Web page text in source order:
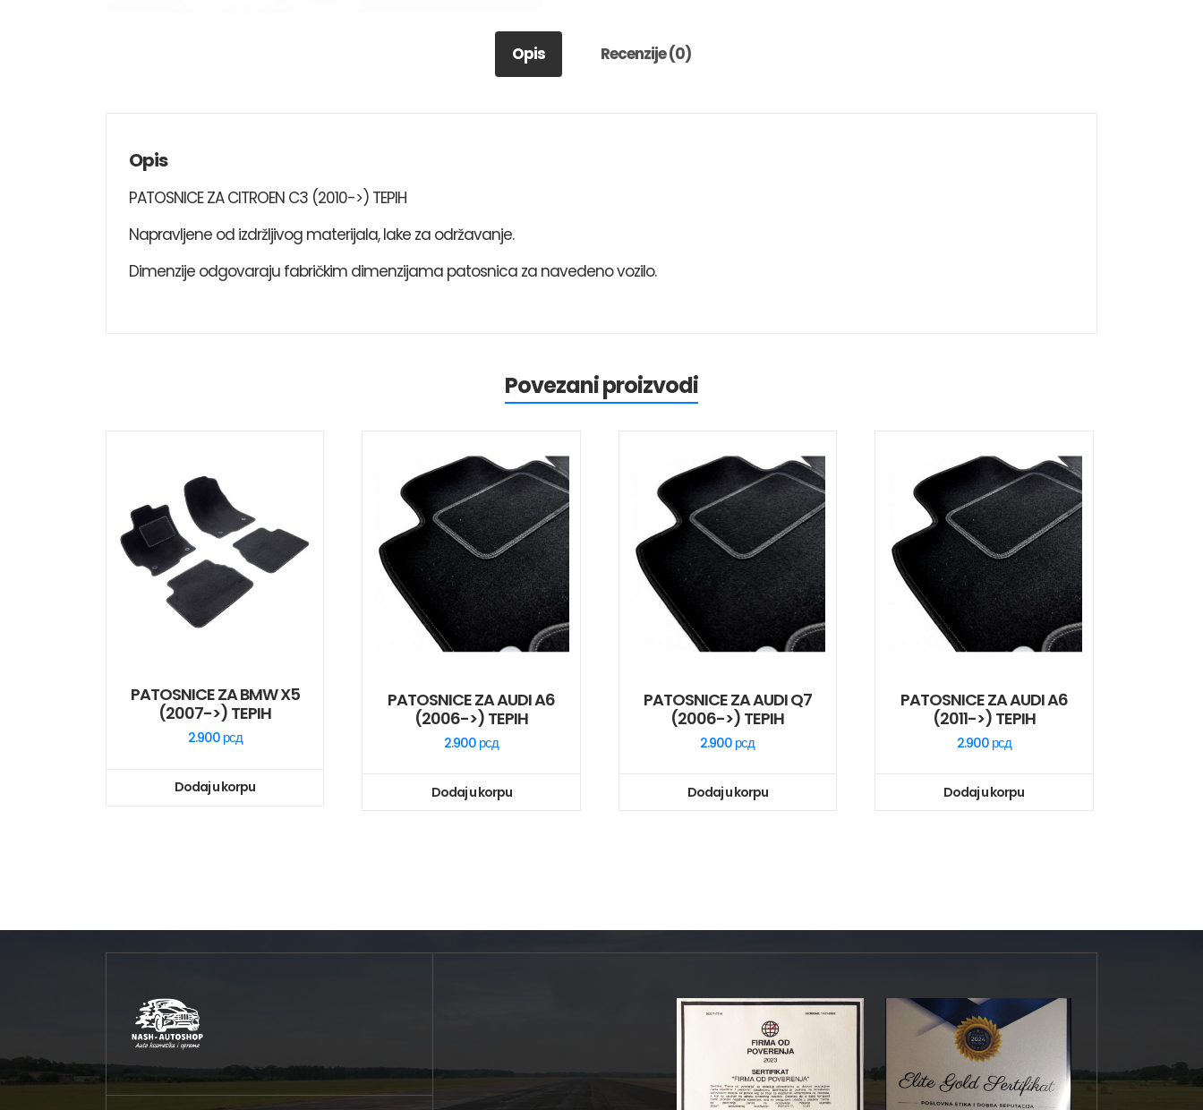
Opis Recenzije (0)
Opis
PATOSNICE ZA CITROEN C3 (2010->) TEPIH
Napravljene od izdržljivog materijala, lake za održavanje.
Dimenzije odgovaraju fabričkim dimenzijama patosnica za navedeno vozilo.
Povezani proizvodi
PATOSNICE ZA BMW X5
(2007->) TEPIH
2.900 рсд
Dodaj u korpu
PATOSNICE ZA AUDI A6
(2006->) TEPIH
2.900 рсд
Dodaj u korpu
PATOSNICE ZA AUDI Q7
(2006->) TEPIH
2.900 рсд
Dodaj u korpu
PATOSNICE ZA AUDI A6
(2011->) TEPIH
2.900 рсд
Dodaj u korpu